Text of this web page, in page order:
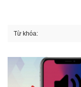
Từ khóa: